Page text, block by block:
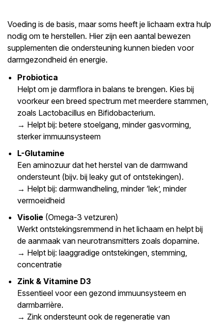
Voeding is de basis, maar soms heeft je lichaam extra hulp
nodig om te herstellen. Hier zijn een aantal bewezen
supplementen die ondersteuning kunnen bieden voor
darmgezondheid én energie.
Probiotica
Helpt om je darmflora in balans te brengen. Kies bij
voorkeur een breed spectrum met meerdere stammen,
zoals Lactobacillus en Bifidobacterium.
→ Helpt bij: betere stoelgang, minder gasvorming,
sterker immuunsysteem
L-Glutamine
Een aminozuur dat het herstel van de darmwand
ondersteunt (bijv. bij leaky gut of ontstekingen).
→ Helpt bij: darmwandheling, minder ‘lek’, minder
vermoeidheid
Visolie (Omega-3 vetzuren)
Werkt ontstekingsremmend in het lichaam en helpt bij
de aanmaak van neurotransmitters zoals dopamine.
→ Helpt bij: laaggradige ontstekingen, stemming,
concentratie
Zink & Vitamine D3
Essentieel voor een gezond immuunsysteem en
darmbarrière.
→ Zink ondersteunt ook de regeneratie van